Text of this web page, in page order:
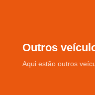
Outros
Aqui estão outros